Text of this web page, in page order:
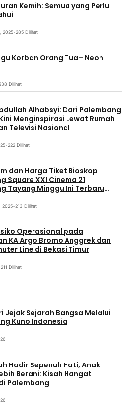
Kemih: Semua yang Perlu
2025•285 Dilihat
Korban Orang Tua– Neon
Dilihat
Alhabsyi: Dari Palembang
Menginspirasi Lewat Rumah
Televisi Nasional
•222 Dilihat
dan Harga Tiket Bioskop
Square XXI Cinema 21
Tayang Minggu Ini Terbaru
2025•213 Dilihat
Operasional pada
KA Argo Bromo Anggrek dan
Line di Bekasi Timur
211 Dilihat
Jejak Sejarah Bangsa Melalui
Kuno Indonesia
Hadir Sepenuh Hati, Anak
Berani: Kisah Hangat
di Palembang